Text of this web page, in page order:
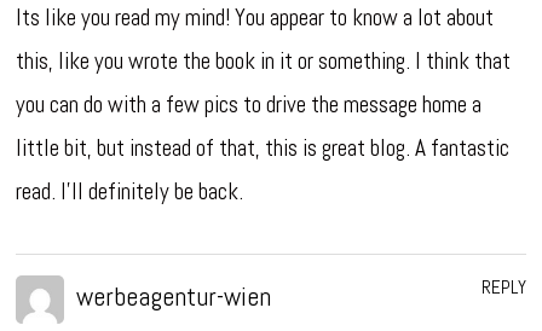
Its like you read my mind! You appear to know a lot about
this, like you wrote the book in it or something. I think that
you can do with a few pics to drive the message home a
little bit, but instead of that, this is great blog. A fantastic
read. I’ll definitely be back.
werbeagentur-wien REPLY